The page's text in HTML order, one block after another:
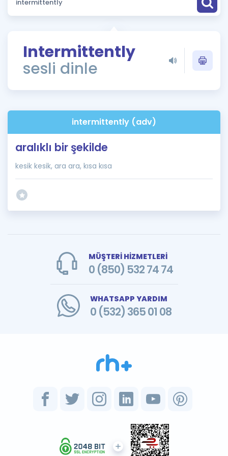
Puan Hesaplama
ÖSYM Sınav Takvimi
Kampanyalar
İngilizce Gramer
Intermittently
sesli dinle
intermittently (adv)
aralıklı bir şekilde
kesik kesik, ara ara, kısa kısa
MÜŞTERİ HİZMETLERİ
0 (850) 532 74 74
WHATSAPP YARDIM
0 (532) 365 01 08